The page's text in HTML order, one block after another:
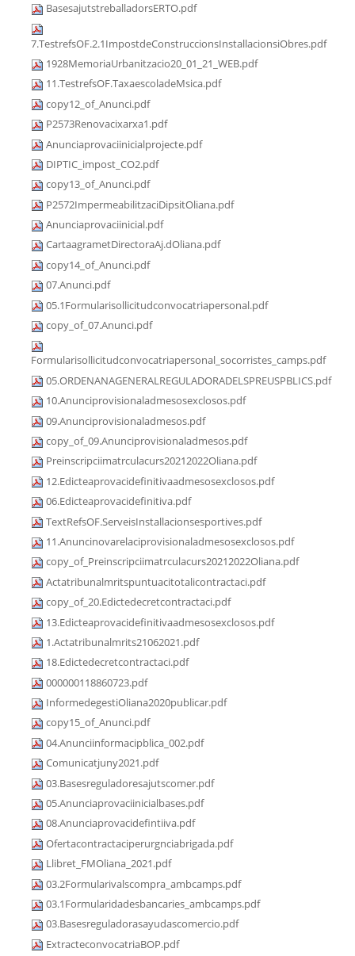
BasesajutstreballadorsERTO.pdf
7.TestrefsOF.2.1ImpostdeConstruccionsInstallacionsiObres.pdf
1928MemoriaUrbanitzacio20_01_21_WEB.pdf
11.TestrefsOF.TaxaescoladeMsica.pdf
copy12_of_Anunci.pdf
P2573Renovacixarxa1.pdf
Anunciaprovaciinicialprojecte.pdf
DIPTIC_impost_CO2.pdf
copy13_of_Anunci.pdf
P2572ImpermeabilitzaciDipsitOliana.pdf
Anunciaprovaciinicial.pdf
CartaagrametDirectoraAj.dOliana.pdf
copy14_of_Anunci.pdf
07.Anunci.pdf
05.1Formularisollicitudconvocatriapersonal.pdf
copy_of_07.Anunci.pdf
Formularisollicitudconvocatriapersonal_socorristes_camps.pdf
05.ORDENANAGENERALREGULADORADELSPREUSPBLICS.pdf
10.Anunciprovisionaladmesosexclosos.pdf
09.Anunciprovisionaladmesos.pdf
copy_of_09.Anunciprovisionaladmesos.pdf
Preinscripciimatrculacurs20212022Oliana.pdf
12.Edicteaprovacidefinitivaadmesosexclosos.pdf
06.Edicteaprovacidefinitiva.pdf
TextRefsOF.ServeisInstallacionsesportives.pdf
11.Anuncinovarelaciprovisionaladmesosexclosos.pdf
copy_of_Preinscripciimatrculacurs20212022Oliana.pdf
Actatribunalmritspuntuacitotalicontractaci.pdf
copy_of_20.Edictedecretcontractaci.pdf
13.Edicteaprovacidefinitivaadmesosexclosos.pdf
1.Actatribunalmrits21062021.pdf
18.Edictedecretcontractaci.pdf
000000118860723.pdf
InformedegestiOliana2020publicar.pdf
copy15_of_Anunci.pdf
04.Anunciinformacipblica_002.pdf
Comunicatjuny2021.pdf
03.Basesreguladoresajutscomer.pdf
05.Anunciaprovaciinicialbases.pdf
08.Anunciaprovacidefintiiva.pdf
Ofertacontractaciperurgnciabrigada.pdf
Llibret_FMOliana_2021.pdf
03.2Formularivalscompra_ambcamps.pdf
03.1Formularidadesbancaries_ambcamps.pdf
03.Basesreguladorasayudascomercio.pdf
ExtracteconvocatriaBOP.pdf